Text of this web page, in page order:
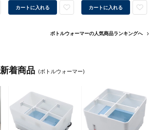
カートに入れる カートに入れる
ボトルウォーマーの人気商品ランキングへ
新着商品 (ボトルウォーマー)